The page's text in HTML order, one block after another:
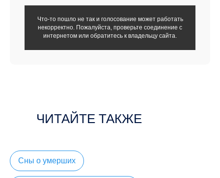
Что-то пошло не так и голосование может работать
некорректно. Пожалуйста, проверьте соединение с
интернетом или обратитесь к владельцу сайта.
ЧИТАЙТЕ ТАКЖЕ
Сны о умерших